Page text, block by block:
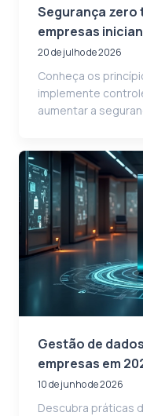
Segurança zero
empresas
20 de julho de 2026
Conheça os
implemente
aumentar a
Gestão de
empresas em
10 de junho de 2026
Descubra práticas